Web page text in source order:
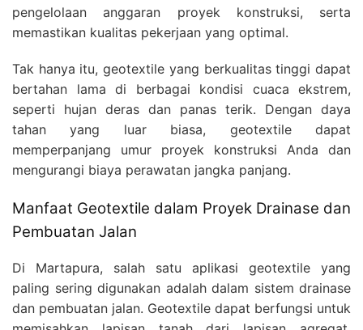
pengelolaan anggaran proyek konstruksi, serta
memastikan kualitas pekerjaan yang optimal.
Tak hanya itu, geotextile yang berkualitas tinggi dapat
bertahan lama di berbagai kondisi cuaca ekstrem,
seperti hujan deras dan panas terik. Dengan daya
tahan yang luar biasa, geotextile dapat
memperpanjang umur proyek konstruksi Anda dan
mengurangi biaya perawatan jangka panjang.
Manfaat Geotextile dalam Proyek Drainase dan
Pembuatan Jalan
Di Martapura, salah satu aplikasi geotextile yang
paling sering digunakan adalah dalam sistem drainase
dan pembuatan jalan. Geotextile dapat berfungsi untuk